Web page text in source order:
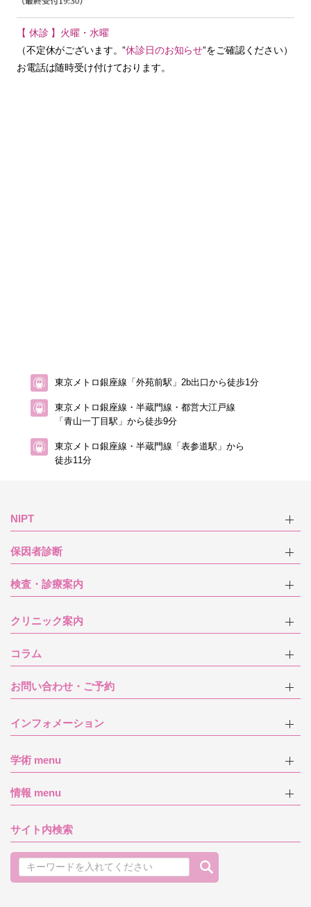
【 休診 】火曜・水曜
（不定休がございます。”休診日のお知らせ”をご確認ください）
お電話は随時受け付けております。
東京メトロ銀座線「外苑前駅」2b出口から徒歩1分
東京メトロ銀座線・半蔵門線・都営大江戸線
「青山一丁目駅」から徒歩9分
東京メトロ銀座線・半蔵門線「表参道駅」から
徒歩11分
NIPT
保因者診断
検査・診療案内
クリニック案内
コラム
お問い合わせ・ご予約
インフォメーション
学術 menu
情報 menu
サイト内検索